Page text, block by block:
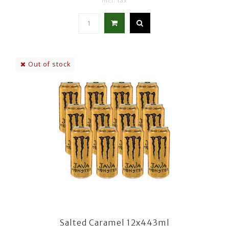
Out of stock
Salted Caramel 12x443ml